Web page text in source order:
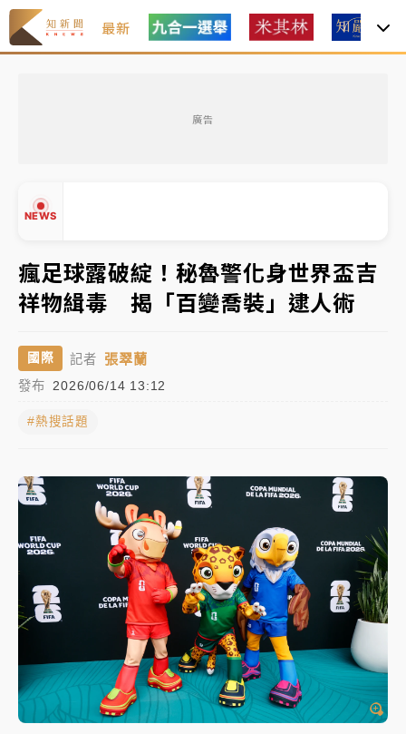
最新
廣告
NEWS
周末精選｜
面手法 郭台銘、蔡英文成關鍵
本周爆款短影音｜
柯文哲帶電子手鐶拄拐杖現身／周玉
蔻蔡玉真開撕爆料
周末精選｜
跨境網購族注意！EZ Way若改由政府委
蔣萬安的建中同學！47歲法律學霸戰桃園 公開上任首
要3件事
中颱白海豚環流掠北海！今明防劇烈降雨 東部高溫飆
38度
周末精選｜
慈濟遭詐10億完整始末曝！律師掮客大玩兩
面手法 郭台銘、蔡英文成關鍵
本周爆款短影音｜ 柯文哲帶電子手鐶拄拐杖現身／周玉
蔻蔡玉真開撕爆料
周末精選｜ 跨境網購族注意！EZ Way若改由政府委
任 預算難關如何解？
蔣萬安的建中同學！47歲法律學霸戰桃園 公開上任首
瘋足球露破綻！秘魯警化身世界盃吉
祥物緝毒 揭「百變喬裝」逮人術
國際 記者 張翠蘭
發布 2026/06/14 13:12
#熱搜話題